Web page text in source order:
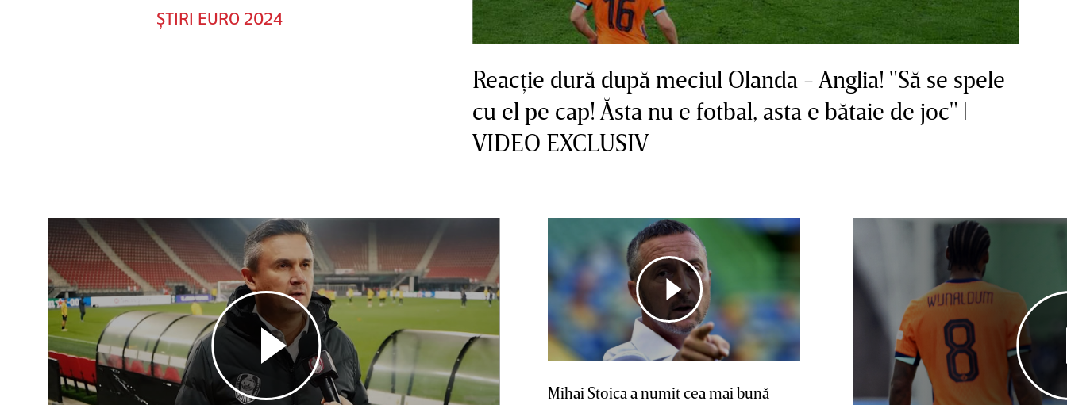
ȘTIRI EURO 2024
Reacţie dură după meciul Olanda - Anglia! "Să se spele
cu el pe cap! Ăsta nu e fotbal, asta e bătaie de joc" |
VIDEO EXCLUSIV
Mihai Stoica a numit cea mai bună